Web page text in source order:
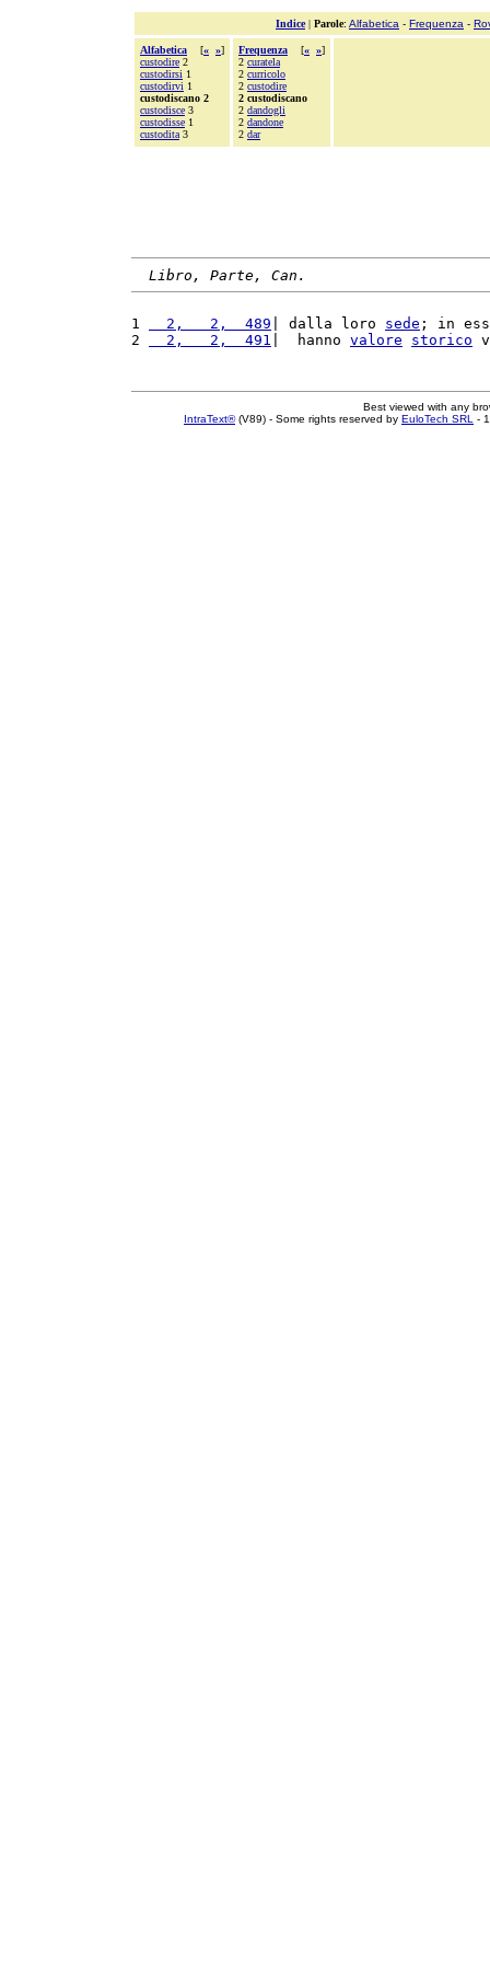
Indice| Parole: Alfabetica - Frequenza -
Alfabetica [« »]
custodire 2
custodirsi 1
custodirvi 1
custodiscano 2
custodisce 3
custodisse 1
custodita 3
Frequenza [« »]
2 curatela
2 curricolo
2 custodire
2 custodiscano
2 dandogli
2 dandone
2 dar
Libro, Parte, Can.
1
  2,   2,  489
| dalla loro sede ; in
2
  2,   2,  491
|  hanno valore storico
Best viewed with any
IntraText®(V89) - Some rights reserved by EuloTech SRL -